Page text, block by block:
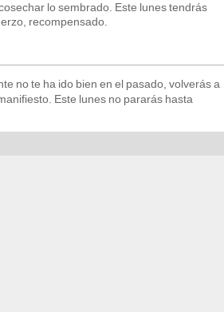
lo sembrado. Este lunes tendrás
recompensado.
no te ha ido bien en el pasado, volverás a
Este lunes no pararás hasta